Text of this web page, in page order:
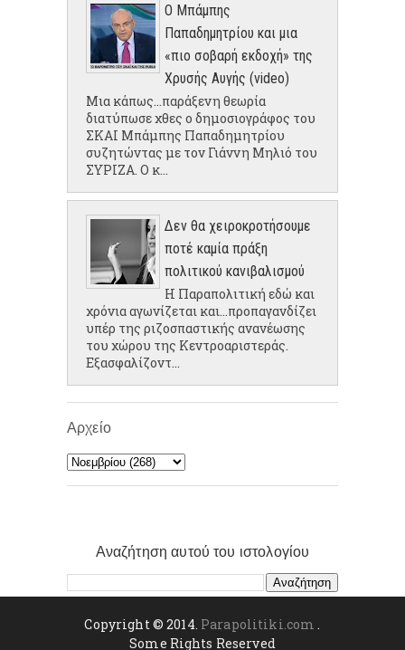
Ο Μπάμπης
Παπαδημητρίου και μια
«πιο σοβαρή εκδοχή» της
Χρυσής Αυγής (video)
Μια κάπως...παράξενη θεωρία
διατύπωσε χθες ο δημοσιογράφος του
ΣΚΑΙ Μπάμπης Παπαδημητρίου
συζητώντας με τον Γιάννη Μηλιό του
ΣΥΡΙΖΑ. Ο κ...
Δεν θα χειροκροτήσουμε
ποτέ καμία πράξη
πολιτικού κανιβαλισμού
Η Παραπολιτική εδώ και
χρόνια αγωνίζεται και...προπαγανδίζει
υπέρ της ριζοσπαστικής ανανέωσης
του χώρου της Κεντροαριστεράς.
Εξασφαλίζοντ...
Αρχείο
Αναζήτηση αυτού του ιστολογίου
Copyright © 2014. Parapolitiki.com .
Some Rights Reserved